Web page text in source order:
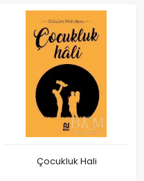
Çocukluk Hali